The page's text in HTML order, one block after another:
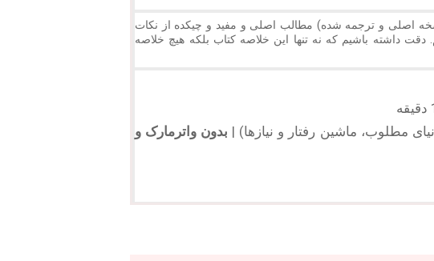
اصلی و ترجمه شده) مطالب اصلی و مفید و چیکده از نکات
داشته باشیم که نه تنها این خلاصه کتاب بلکه هیچ خلاصه
مطلوب، ماشین رفتار و نیازها) | بدون واترمارک و